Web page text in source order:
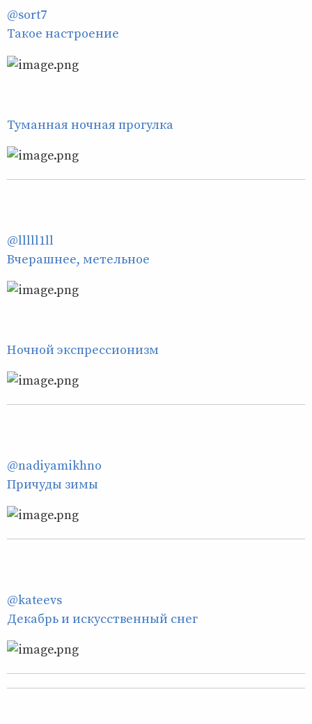
@sort7
Такое настроение
Туманная ночная прогулка
@lllll1ll
Вчерашнее, метельное
Ночной экспрессионизм
@nadiyamikhno
Причуды зимы
@kateevs
Декабрь и искусственный снег